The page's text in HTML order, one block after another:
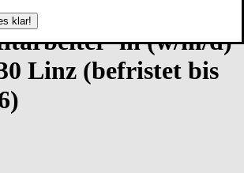
klar!
(w/m/d)
Lin­z (­be­fris­te­t ­bis